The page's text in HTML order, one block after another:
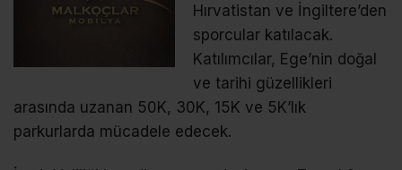
Hırvatistan ve İngiltere’den
sporcular katılacak.
Katılımcılar, Ege’nin doğal
ve tarihi güzellikleri
arasında uzanan 50K, 30K, 15K ve 5K’lık
parkurlarda mücadele edecek.